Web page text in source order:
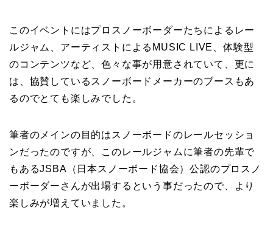
このイベントにはプロスノーボーダーたちによるレー
ルジャム、アーティストによるMUSIC LIVE、体験型
のコンテンツなど、色々な事が用意されていて、更に
は、協賛しているスノーボードメーカーのブースもあ
るのでとても楽しみでした。
筆者のメインの目的はスノーボードのレールセッショ
ンだったのですが、このレールジャムに筆者の先輩で
もあるJSBA（日本スノーボード協会）公認のプロスノ
ーボーダーさんが出場するという事だったので、より
楽しみが増えていました。